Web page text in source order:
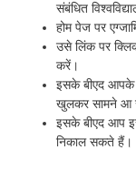
संबंधित
होम पेज पर
उसे लिंक पर
करें।
इसके बीएद आपके
खुलकर सामने आ
इसके बीएद आप
निकाल सकते हैं।